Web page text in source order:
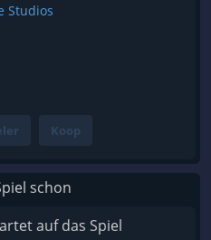
Studios
Koop
schon
auf das Spiel